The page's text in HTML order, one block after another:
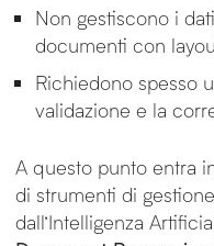
Non gestiscono i
documenti con
Richiedono spesso
validazione e la
A questo punto entra
di strumenti di
dall’Intelligenza